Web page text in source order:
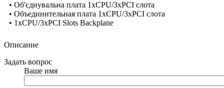
• Об'єднувальна плата 1xCPU/3xPCI слота
• Объединительная плата 1xCPU/3xPCI слота
• 1xCPU/3xPCI Slots Backplane
Описание
Задать вопрос
Ваше имя